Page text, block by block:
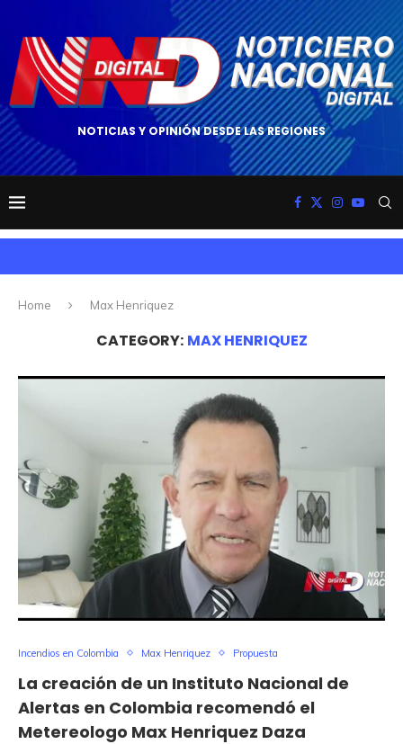
NOTICIAS Y OPINIÓN DESDE LAS REGIONES
Home Max Henriquez
CATEGORY: MAX HENRIQUEZ
Incendios en Colombia Max Henriquez Propuesta
La creación de un Instituto Nacional de
Alertas en Colombia recomendó el
Metereologo Max Henriquez Daza